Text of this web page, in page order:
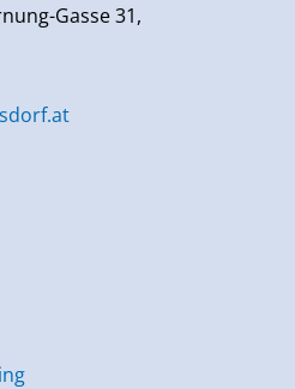
Gasse 31,